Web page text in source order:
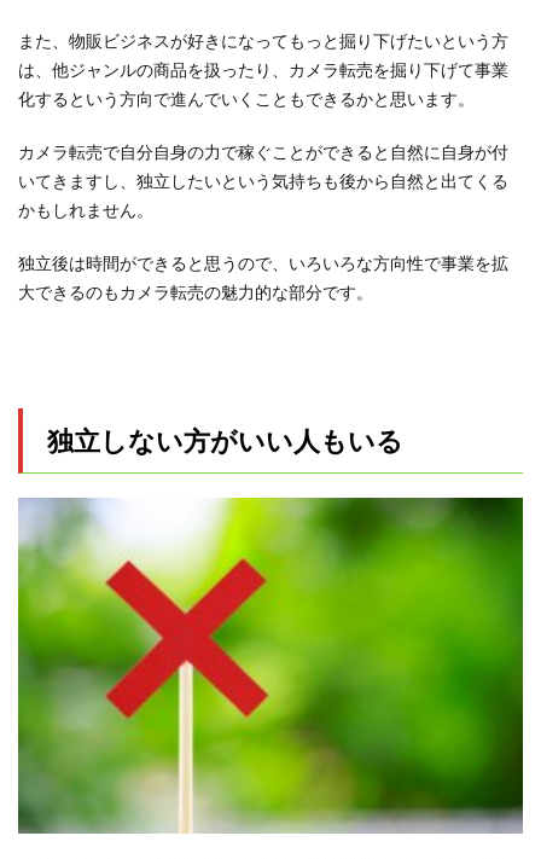
また、物販ビジネスが好きになってもっと掘り下げたいという方
は、他ジャンルの商品を扱ったり、カメラ転売を掘り下げて事業
化するという方向で進んでいくこともできるかと思います。
カメラ転売で自分自身の力で稼ぐことができると自然に自身が付
いてきますし、独立したいという気持ちも後から自然と出てくる
かもしれません。
独立後は時間ができると思うので、いろいろな方向性で事業を拡
大できるのもカメラ転売の魅力的な部分です。
独立しない方がいい人もいる